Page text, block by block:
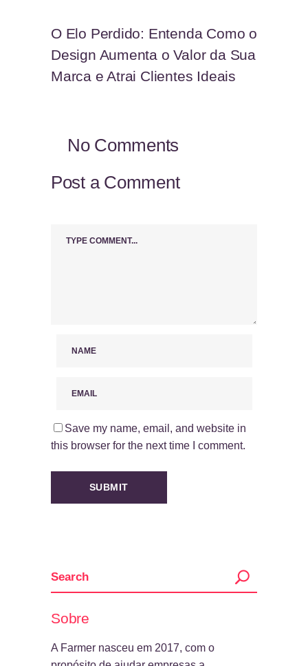
O Elo Perdido: Entenda Como o
Design Aumenta o Valor da Sua
Marca e Atrai Clientes Ideais
No Comments
Post a Comment
Save my name, email, and website in
this browser for the next time I comment.
Sobre
A Farmer nasceu em 2017, com o